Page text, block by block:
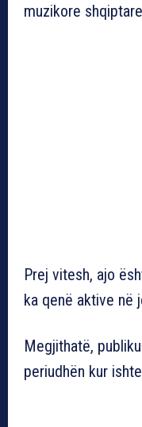
muzikore
Prej vitesh, ajo
ka qenë aktive në
Megjithatë,
periudhën kur